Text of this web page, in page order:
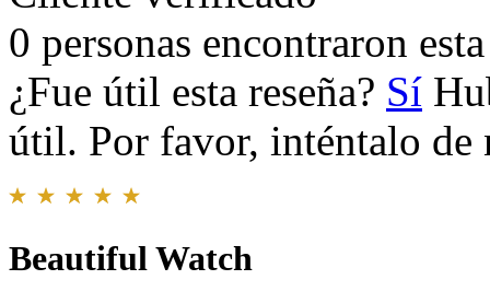
0 personas encontraron
¿Fue útil esta reseña? Sí
útil. Por favor, inténtalo de
Beautiful Watch